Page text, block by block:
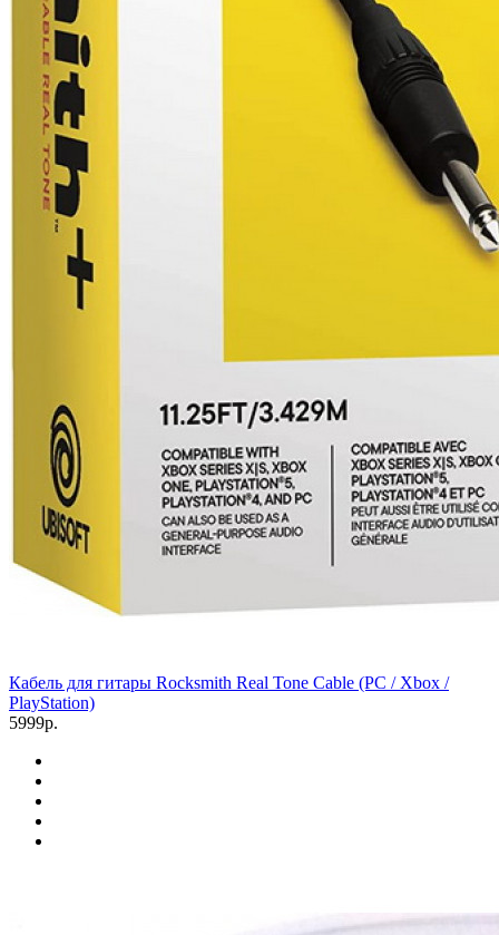
Кабель для гитары Rocksmith Real Tone Cable (PC / Xbox /
PlayStation)
5999р.